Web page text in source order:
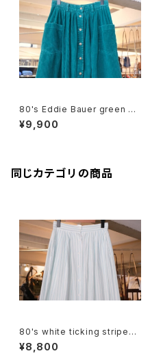
80's Eddie Bauer green co
rduroy flared Skirt
¥9,900
同じカテゴリの商品
80's white ticking striped
cotton flared Skirt
¥8,800